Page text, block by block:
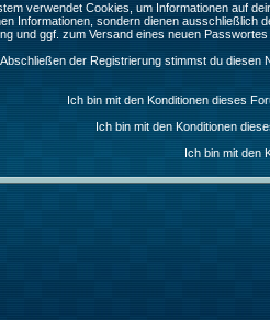
verwendet Cookies, um Informationen auf
Informationen, sondern dienen ausschließlich
und ggf. zum Versand eines neuen
der Registrierung stimmst du diesen
Ich bin mit den Konditionen dieses
Ich bin mit den Konditionen
Ich bin mit den